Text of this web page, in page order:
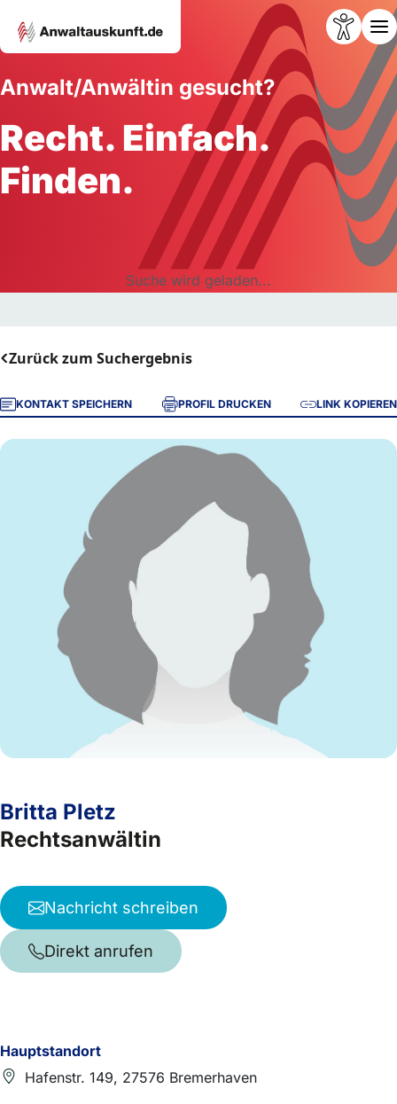
Anwalt/Anwältin gesucht?
Recht. Einfach.
Finden.
Suche wird geladen...
Zurück zum Suchergebnis
KONTAKT SPEICHERN PROFIL DRUCKEN LINK KOPIEREN
Hauptstandort
Hafenstr. 149, 27576 Bremerhaven
Britta Pletz
Rechtsanwältin
Nachricht schreiben
Direkt anrufen